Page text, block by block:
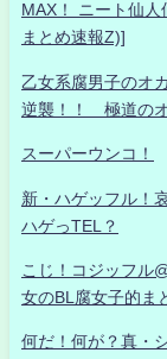
MAX！ ニート仙
まとめ速報Z)]
乙女系腐男子のオ
逆襲！！ 極道のオ
スーパーウンコ！
新・ハゲッフル！
ハゲっTEL？
こじ！コジッフル
女のBL腐女子的ま
何だ！何が？真